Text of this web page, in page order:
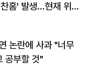
홈' 발생…현재 위
논란에 사과 "너무
공부할 것"